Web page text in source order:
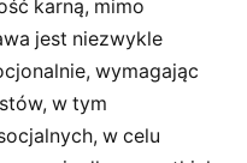
karną, mimo
jest niezwykle
wymagając
w tym
w celu